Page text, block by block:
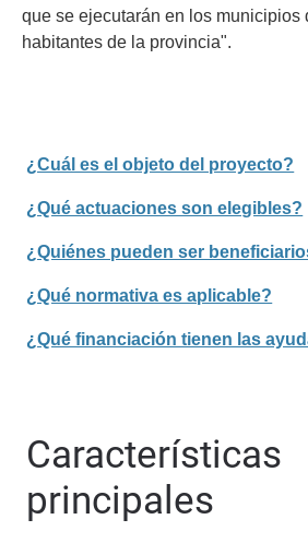
que se ejecutarán en los municipios
habitantes de la provincia".
¿Cuál es el objeto del proyecto?
¿Qué actuaciones son elegibles?
¿Quiénes pueden ser
¿Qué normativa es aplicable?
¿Qué financiación tienen las
Características
principales